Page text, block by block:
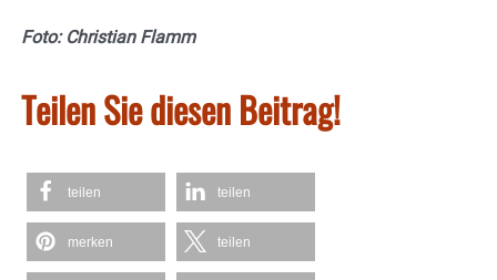
Foto: Christian Flamm
Teilen Sie diesen Beitrag!
teilen teilen
merken teilen